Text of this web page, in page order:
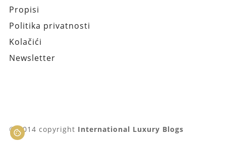
Propisi
Politika privatnosti
Kolačići
Newsletter
© 2014 copyright International Luxury Blogs